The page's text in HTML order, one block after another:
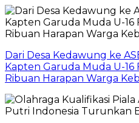
Dari Desa Kedawung ke
Kapten Garuda Muda U-
Ribuan Harapan Warga